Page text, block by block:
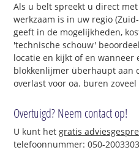
Als u belt spreekt u direct met
werkzaam is in uw regio
geeft in de mogelijkheden,
'technische schouw'
locatie en kijkt of en
blokkenlijmer überhaupt aan
overlast voor oa. buren
Overtuigd? Neem contact op!
U kunt hetgratis
telefoonnummer: 050-